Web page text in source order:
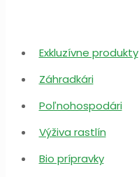
Exkluzívne produkty
Záhradkári
Poľnohospodári
Výživa rastlín
Bio prípravky